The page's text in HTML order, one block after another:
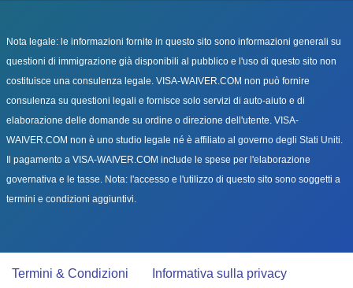
Nota legale: le informazioni fornite in questo sito sono informazioni generali su
questioni di immigrazione già disponibili al pubblico e l'uso di questo sito non
costituisce una consulenza legale. VISA-WAIVER.COM non può fornire
consulenza su questioni legali e fornisce solo servizi di auto-aiuto e di
elaborazione delle domande su ordine o direzione dell'utente. VISA-
WAIVER.COM non è uno studio legale né è affiliato al governo degli Stati Uniti.
Il pagamento a VISA-WAIVER.COM include le spese per l'elaborazione
governativa e le tasse. Nota: l'accesso e l'utilizzo di questo sito sono soggetti a
termini e condizioni aggiuntivi.
Termini & Condizioni Informativa sulla privacy